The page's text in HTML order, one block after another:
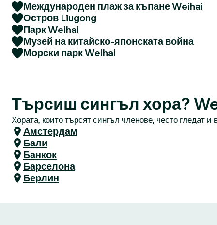
Международен плаж за къпане Weihai
Остров Liugong
Парк Weihai
Музей на китайско-японската война
Морски парк Weihai
Търсиш сингъл хора?
Хората, които търсят сингъл членове, често гледат и
Амстердам
Бали
Банкок
Барселона
Берлин